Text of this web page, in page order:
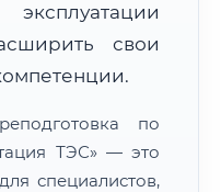
и просмотра
свои
по
ТЭС» — это
специалистов,